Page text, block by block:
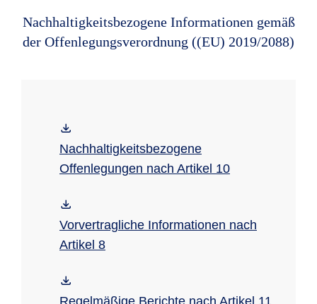
Nachhaltigkeitsbezogene Informationen gemäß
der Offenlegungsverordnung ((EU) 2019/2088)
Nachhaltigkeitsbezogene
Offenlegungen nach Artikel 10
Vorvertragliche Informationen nach
Artikel 8
Regelmäßige Berichte nach Artikel 11